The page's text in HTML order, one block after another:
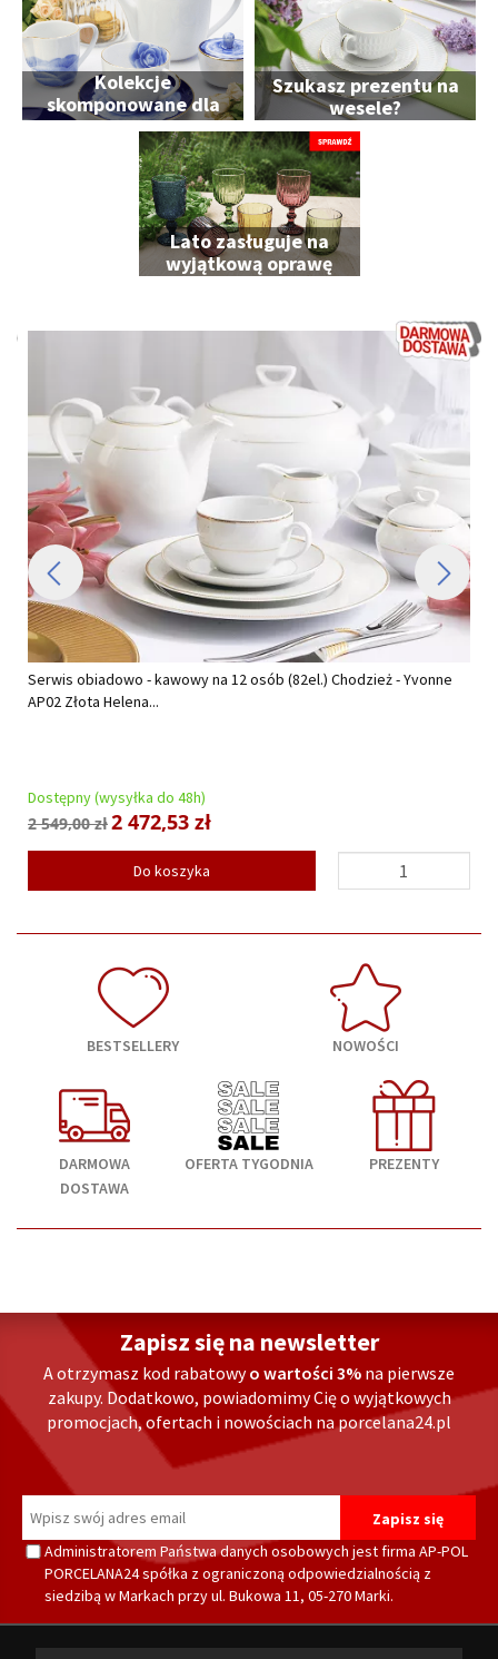
Kolekcje
skomponowane dla
Ciebie
Szukasz prezentu na
wesele?
Lato zasługuje na
wyjątkową oprawę
Serwis obiadowo - kawowy na 12 osób (82el.) Chodzież - Yvonne
AP02 Złota Helena...
Dostępny (wysyłka do 48h)
2 549,00 zł2 472,53 zł
Do koszyka
BESTSELLERY NOWOŚCI
DARMOWA
DOSTAWA
OFERTA TYGODNIA PREZENTY
Zapisz się na newsletter
A otrzymasz kod rabatowyo wartości 3% na pierwsze
zakupy. Dodatkowo, powiadomimy Cię o wyjątkowych
promocjach, ofertach i nowościach na porcelana24.pl
Administratorem Państwa danych osobowych jest firma AP-POL
PORCELANA24 spółka z ograniczoną odpowiedzialnością z
siedzibą w Markach przy ul. Bukowa 11, 05-270 Marki.